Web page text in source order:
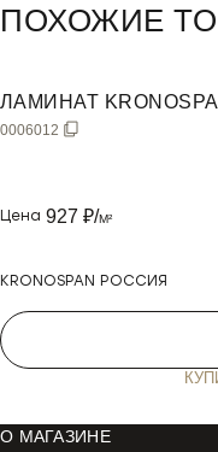
ПОХОЖИЕ
ЛАМИНАТ
0006012
Цена 927 ₽/M²
KRONOSPAN РОССИЯ
#
О МАГАЗИНЕ